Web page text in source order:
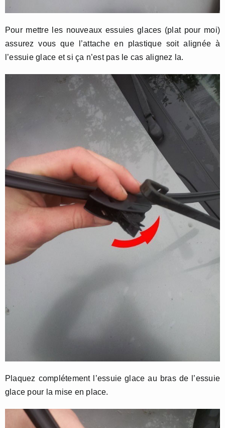
Pour mettre les nouveaux essuies glaces (plat pour moi)
assurez vous que l’attache en plastique soit alignée à
l’essuie glace et si ça n’est pas le cas alignez la.
Plaquez complétement l’essuie glace au bras de l’essuie
glace pour la mise en place.